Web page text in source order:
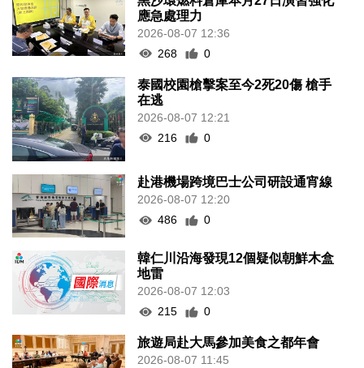
應急處理力
2026-08-07 12:36
268
0
泰國校園槍擊案至今2死20傷 槍手
在逃
2026-08-07 12:21
216
0
赴港機場跨境巴士公司研設通宵線
2026-08-07 12:20
486
0
韓仁川沿海發現12個疑似朝鮮木盒
地雷
2026-08-07 12:03
215
0
旅遊局赴大馬參加美食之都年會
2026-08-07 11:45